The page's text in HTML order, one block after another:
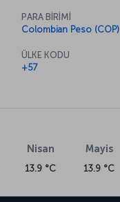
PARA BİRİMİ
Colombian Peso (COP)
ÜLKE KODU
+57
Nisan
13.9 °C
Mayis
13.9 °C